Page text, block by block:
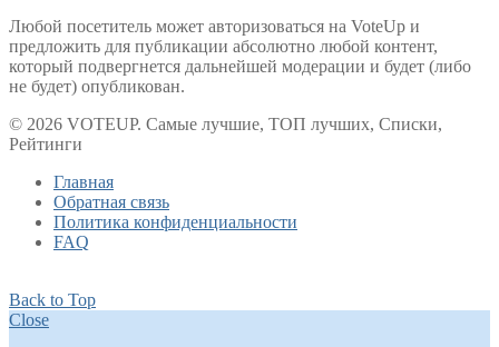
Любой посетитель может авторизоваться на VoteUp и
предложить для публикации абсолютно любой контент,
который подвергнется дальнейшей модерации и будет (либо
не будет) опубликован.
© 2026 VOTEUP. Самые лучшие, ТОП лучших, Списки,
Рейтинги
Главная
Обратная связь
Политика конфиденциальности
FAQ
Back to Top
Close